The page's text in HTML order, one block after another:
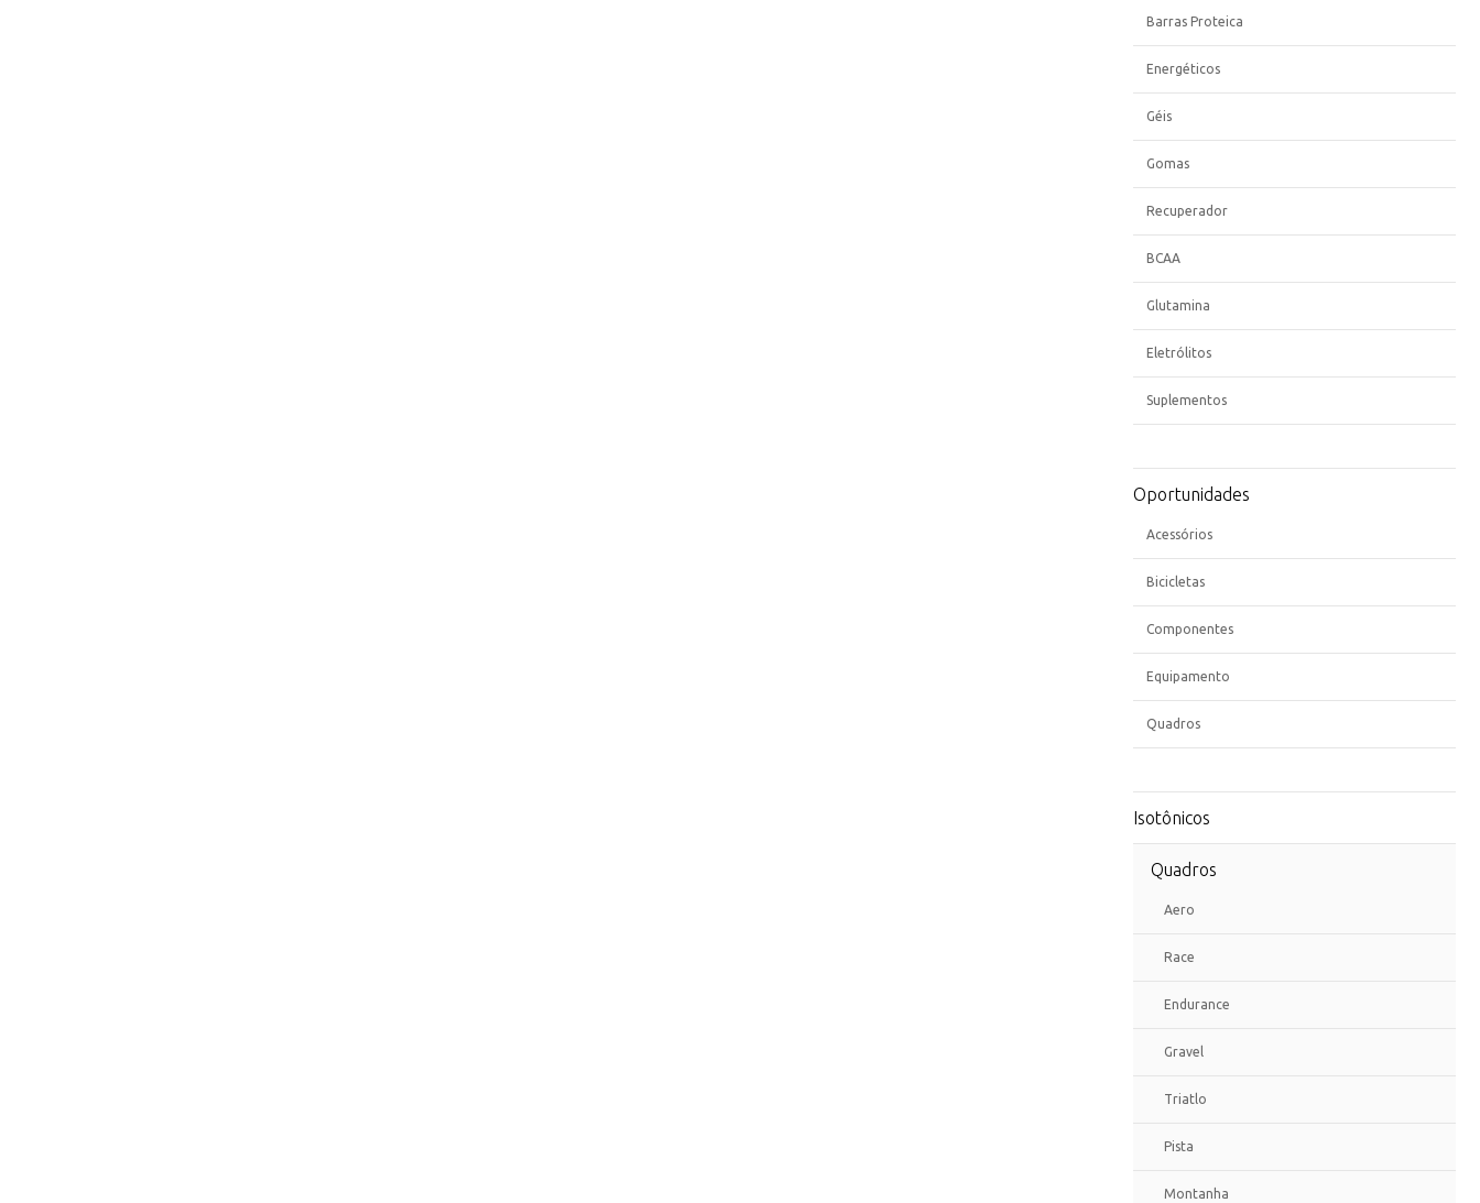
Barras Proteica
Energéticos
Géis
Gomas
Recuperador
BCAA
Glutamina
Eletrólitos
Suplementos
Oportunidades
Acessórios
Bicicletas
Componentes
Equipamento
Quadros
Isotônicos
Quadros
Aero
Race
Endurance
Gravel
Triatlo
Pista
Montanha